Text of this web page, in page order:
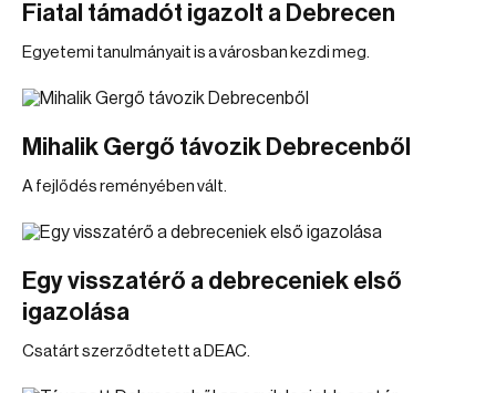
Fiatal támadót igazolt a Debrecen
Egyetemi tanulmányait is a városban kezdi meg.
Mihalik Gergő távozik Debrecenből
A fejlődés reményében vált.
Egy visszatérő a debreceniek első
igazolása
Csatárt szerződtetett a DEAC.